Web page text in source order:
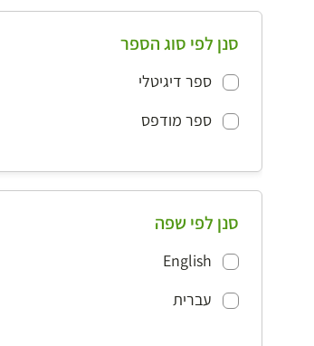
סנן לפי סוג הספר
ספר דיגיטלי
ספר מודפס
סנן לפי שפה
English
עברית